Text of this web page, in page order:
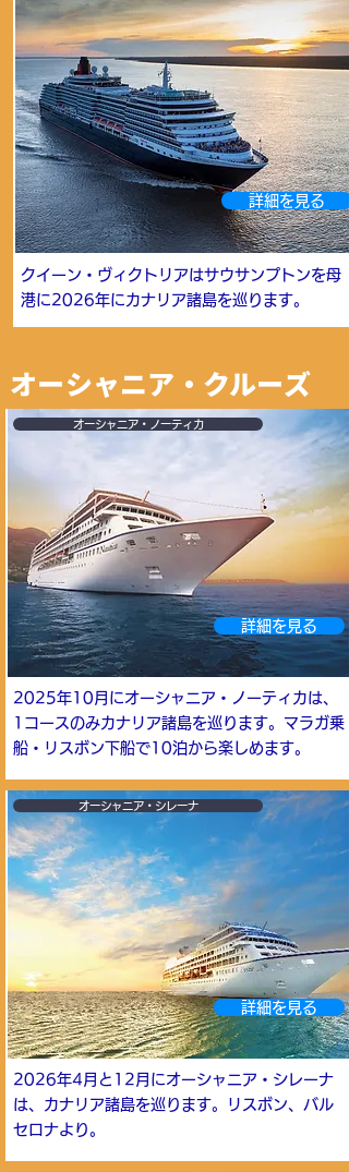
詳細を見る
クイーン・ヴィクトリアはサウサンプトンを母
港に2026年にカナリア諸島を巡ります。
オーシャニア・クルーズ
オーシャニア・ノーティカ
詳細を見る
2025年10月にオーシャニア・ノーティカは、
1コースのみカナリア諸島を巡ります。マラガ乗
船・リスボン下船で10泊から楽しめます。
オーシャニア・シレーナ
詳細を見る
2026年4月と12月にオーシャニア・シレーナ
は、カナリア諸島を巡ります。リスボン、バル
セロナより。